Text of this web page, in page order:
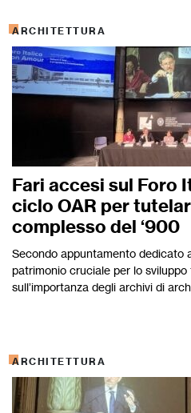
ARCHITETTURA
Fari accesi sul Foro
ciclo OAR per
complesso del ‘900
Secondo appuntamento dedicato
patrimonio cruciale per lo
sull’importanza degli archivi di
ARCHITETTURA